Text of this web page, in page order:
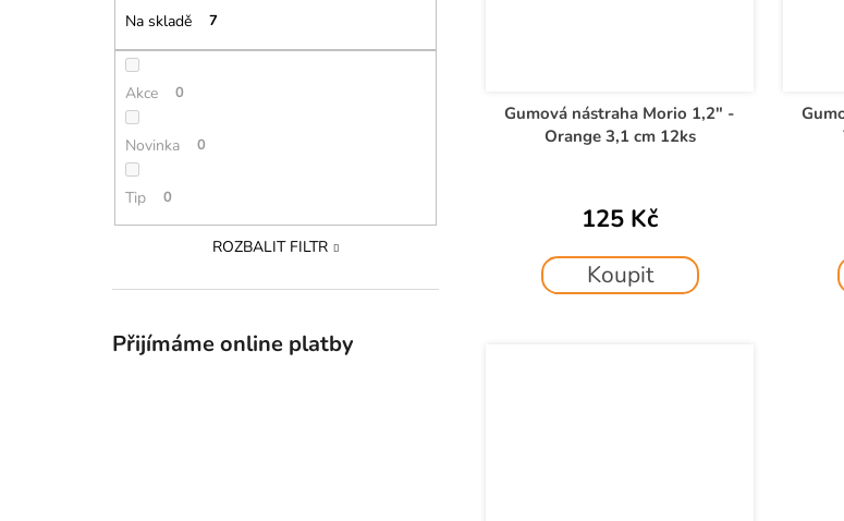
Na skladě 7
Akce 0
Novinka 0
Tip 0
ROZBALIT FILTR
Přijímáme online platby
Gumová nástraha Morio 1,2" -
Orange 3,1 cm 12ks
125 Kč
Koupit